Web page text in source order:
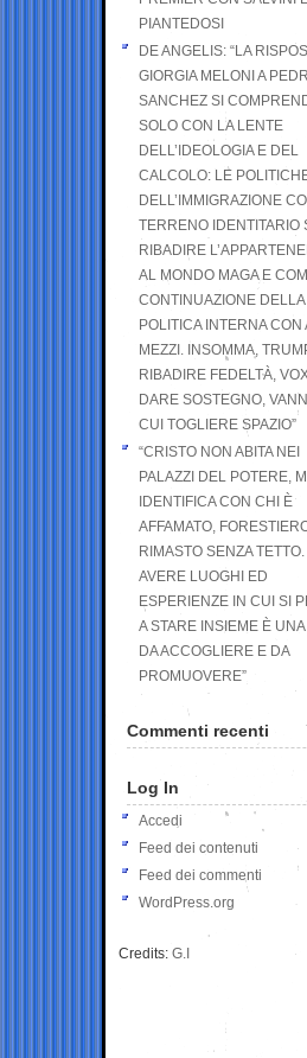
PIANTEDOSI
DE ANGELIS: “LA
GIORGIA MELONI A
SANCHEZ SI
SOLO CON LA LENTE
DELL’IDEOLOGIA E DEL
CALCOLO: LE
DELL’IMMIGRAZIONE
TERRENO IDENTITARIO
RIBADIRE
AL MONDO MAGA E
CONTINUAZIONE DELLA
POLITICA INTERNA CON
MEZZI. INSOMMA,
RIBADIRE FEDELTÀ,
DARE SOSTEGNO,
CUI TOGLIERE SPAZIO”
“CRISTO NON ABITA NEI
PALAZZI DEL POTERE,
IDENTIFICA CON CHI È
AFFAMATO,
RIMASTO SENZA TETTO.
AVERE LUOGHI ED
ESPERIENZE IN CUI SI
A STARE INSIEME È
DA ACCOGLIERE E DA
PROMUOVERE”
Commenti recenti
Log In
Accedi
Feed dei contenuti
Feed dei commenti
WordPress.org
Credits: G.I